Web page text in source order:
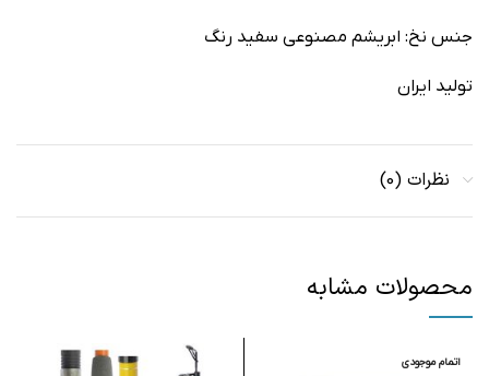
جنس نخ: ابریشم مصنوعی سفید رنگ
تولید ایران
نظرات (0)
محصولات مشابه
اتمام موجودی